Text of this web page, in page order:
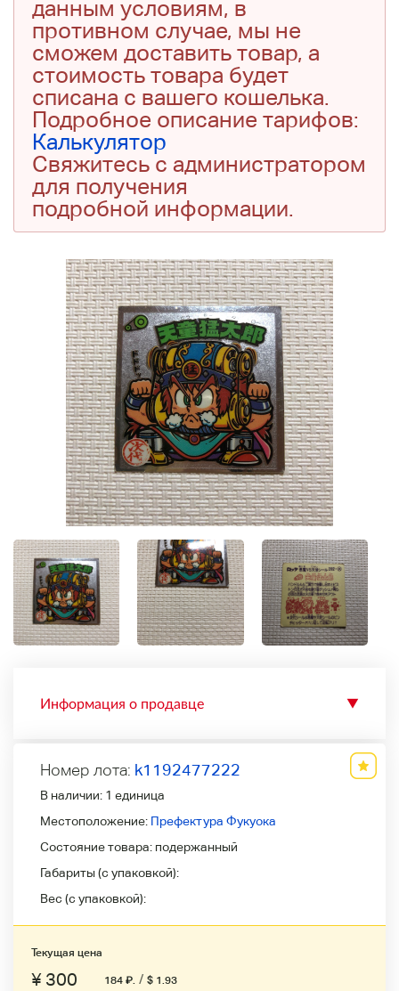
данным условиям, в
противном случае, мы не
сможем доставить товар, а
стоимость товара будет
списана с вашего кошелька.
Подробное описание тарифов:
Калькулятор
Свяжитесь с администратором
для получения
подробной информации.
Информация о продавце ▼
Номер лота: k1192477222
В наличии: 1 единица
Местоположение: Префектура Фукуока
Состояние товара: подержанный
Габариты (с упаковкой):
Вес (с упаковкой):
Текущая цена
¥ 300 184 ₽. / $ 1.93